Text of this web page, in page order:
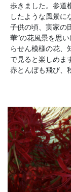
歩きました。参道
したような風景に
子供の頃、実家の
華”の花風景を思い
らせん模様の花、
で見ると楽しめま
赤とんぼも飛び、